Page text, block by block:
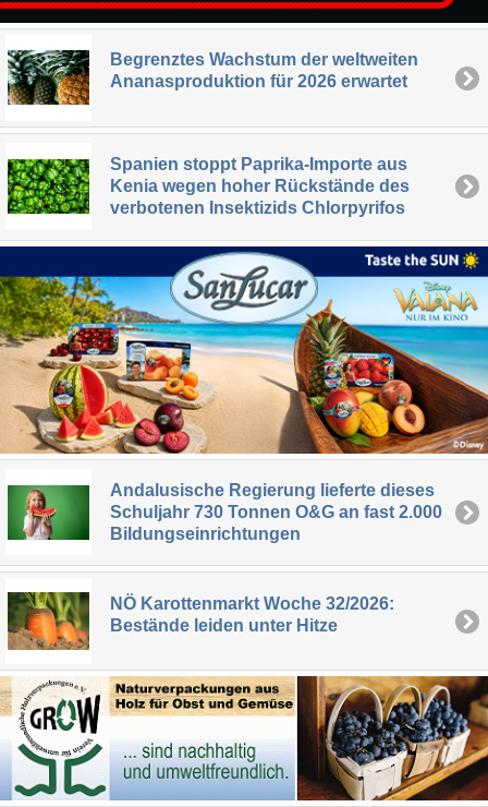
Begrenztes Wachstum der weltweiten
Ananasproduktion für 2026 erwartet
Spanien stoppt Paprika-Importe aus
Kenia wegen hoher Rückstände des
verbotenen Insektizids Chlorpyrifos
Andalusische Regierung lieferte dieses
Schuljahr 730 Tonnen O&G an fast 2.000
Bildungseinrichtungen
NÖ Karottenmarkt Woche 32/2026:
Bestände leiden unter Hitze